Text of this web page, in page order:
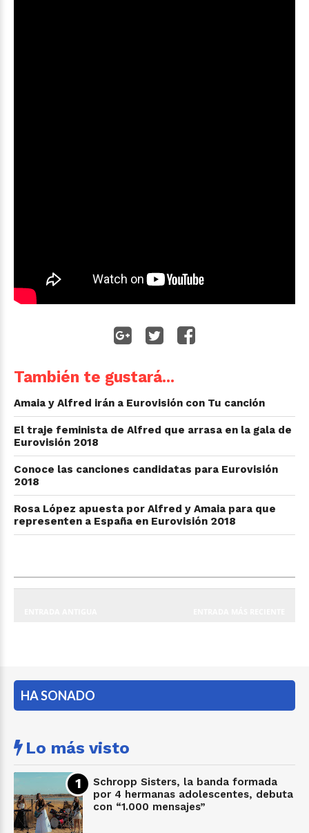
También te gustará...
Amaia y Alfred irán a Eurovisión con Tu canción
El traje feminista de Alfred que arrasa en la gala de
Eurovisión 2018
Conoce las canciones candidatas para Eurovisión
2018
Rosa López apuesta por Alfred y Amaia para que
representen a España en Eurovisión 2018
HA SONADO
Lo más visto
Schropp Sisters, la banda formada
por 4 hermanas adolescentes, debuta
con “1.000 mensajes”